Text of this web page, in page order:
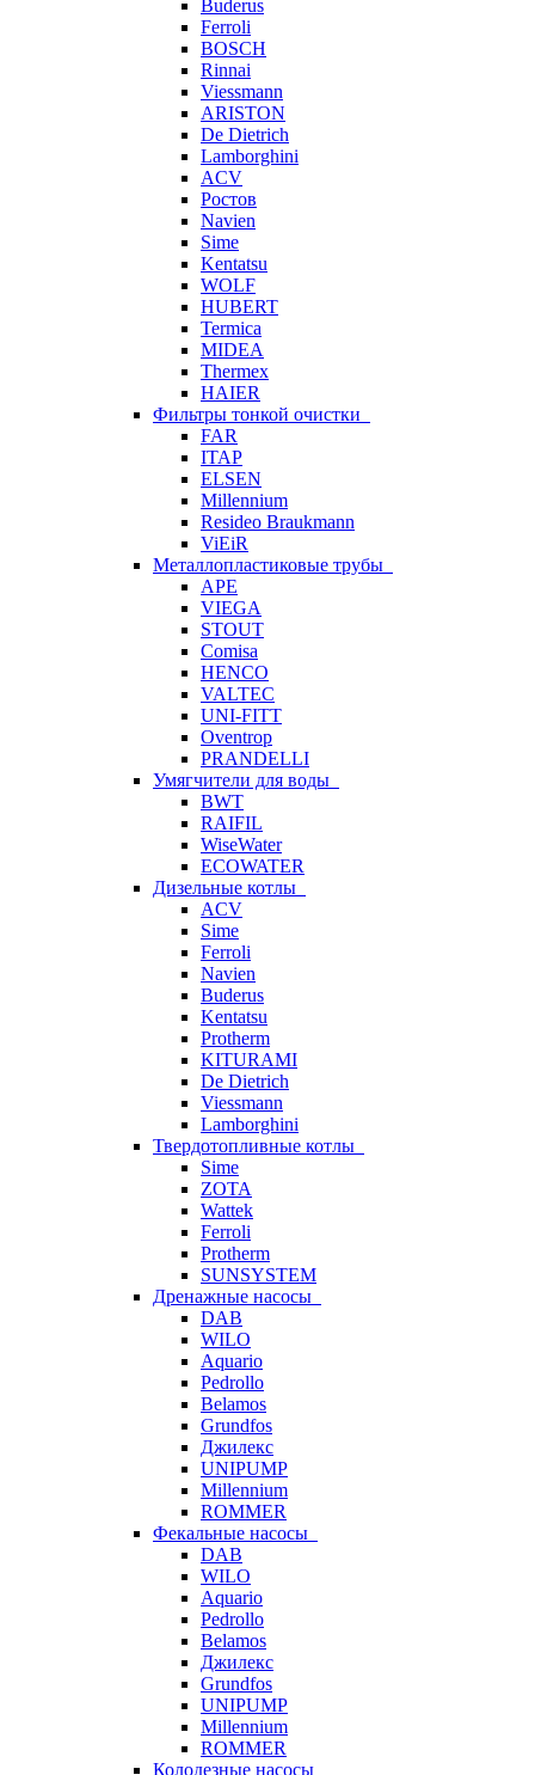
Buderus
Ferroli
BOSCH
Rinnai
Viessmann
ARISTON
De Dietrich
Lamborghini
ACV
Ростов
Navien
Sime
Kentatsu
WOLF
HUBERT
Termica
MIDEA
Thermex
HAIER
Фильтры тонкой очистки
FAR
ITAP
ELSEN
Millennium
Resideo Braukmann
ViEiR
Металлопластиковые трубы
APE
VIEGA
STOUT
Comisa
HENCO
VALTEC
UNI-FITT
Oventrop
PRANDELLI
Умягчители для воды
BWT
RAIFIL
WiseWater
ECOWATER
Дизельные котлы
ACV
Sime
Ferroli
Navien
Buderus
Kentatsu
Protherm
KITURAMI
De Dietrich
Viessmann
Lamborghini
Твердотопливные котлы
Sime
ZOTA
Wattek
Ferroli
Protherm
SUNSYSTEM
Дренажные насосы
DAB
WILO
Aquario
Pedrollo
Belamos
Grundfos
Джилекс
UNIPUMP
Millennium
ROMMER
Фекальные насосы
DAB
WILO
Aquario
Pedrollo
Belamos
Джилекс
Grundfos
UNIPUMP
Millennium
ROMMER
Колодезные насосы